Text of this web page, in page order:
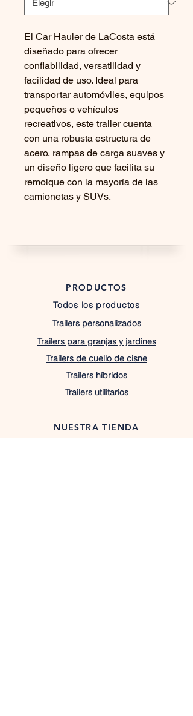
El Car Hauler de LaCosta está
diseñado para ofrecer
confiabilidad, versatilidad y
facilidad de uso. Ideal para
transportar automóviles, equipos
pequeños o vehículos
recreativos, este trailer cuenta
con una robusta estructura de
acero, rampas de carga suaves y
un diseño ligero que facilita su
remolque con la mayoría de las
camionetas y SUVs.
PRODUCTOS
Todos los productos
Trailers personalizados
Trailers para granjas y jardines
Trailers de cuello de cisne
Trailers híbridos
Trailers utilitarios
NUESTRA TIENDA